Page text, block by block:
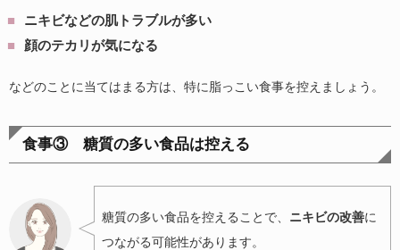
ニキビなどの肌トラブルが多い
顔のテカリが気になる
などのことに当てはまる方は、特に脂っこい食事を控えましょう。
食事③ 糖質の多い食品は控える
糖質の多い食品を控えることで、 ニキビの改善に
つながる可能性があります。